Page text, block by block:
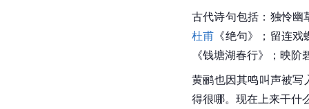
古代诗句包括：独怜幽
杜甫 《绝句》；留连戏
《钱塘湖春行》；映阶
黄鹂也因其鸣叫声被写
得很哪。现在上来干什